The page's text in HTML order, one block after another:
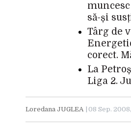
să-și
Târg de
corect.
La
Liga 2.
Loredana JUGLEA 08 Sep. 2008,